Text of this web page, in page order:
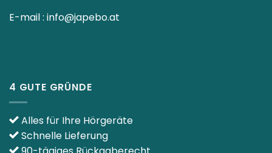
E-mail : info@japebo.at
4 GUTE GRÜNDE
Alles für Ihre Hörgeräte
Schnelle Lieferung